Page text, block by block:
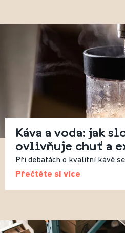
Káva a voda: jak
ovlivňuje chuť a
Přečtěte si více